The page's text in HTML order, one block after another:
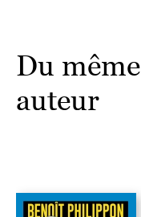
Du même
auteur